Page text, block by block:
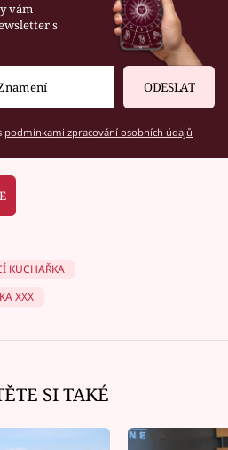
vám
s
ODESLAT
podmínkami zpracování osobních údajů
KUCHAŘKA
XXX
SI TAKÉ